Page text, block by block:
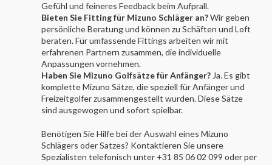
Gefühl und feineres Feedback beim Aufprall.
Bieten Sie Fitting für Mizuno Schläger an?Wir geben
persönliche Beratung und können zu Schäften und Loft
beraten. Für umfassende Fittings arbeiten wir mit
erfahrenen Partnern zusammen, die individuelle
Anpassungen vornehmen.
Haben Sie Mizuno Golfsätze für Anfänger? Ja. Es gibt
komplette Mizuno Sätze, die speziell für Anfänger und
Freizeitgolfer zusammengestellt wurden. Diese Sätze
sind ausgewogen und sofort spielbar.
Benötigen Sie Hilfe bei der Auswahl eines Mizuno
Schlägers oder Satzes? Kontaktieren Sie unsere
Spezialisten telefonisch unter +31 85 06 02 099 oder per